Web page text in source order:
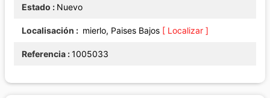
Estado Nuevo
Localisación mierlo, Paises Bajos [ Localizar ]
Referencia 1005033